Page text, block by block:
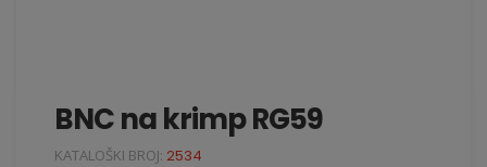
BNC na krimp RG59
KATALOŠKI BROJ: 2534